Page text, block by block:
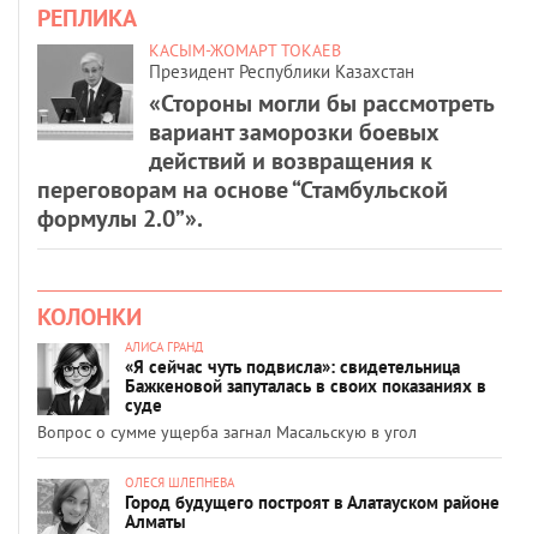
РЕПЛИКА
КАСЫМ-ЖОМАРТ ТОКАЕВ
Президент Республики Казахстан
«Стороны могли бы рассмотреть
вариант заморозки боевых
действий и возвращения к
переговорам на основе “Стамбульской
формулы 2.0”».
КОЛОНКИ
АЛИСА ГРАНД
«Я сейчас чуть подвисла»: свидетельница
Бажкеновой запуталась в своих показаниях в
суде
Вопрос о сумме ущерба загнал Масальскую в угол
ОЛЕСЯ ШЛЕПНЕВА
Город будущего построят в Алатауском районе
Алматы